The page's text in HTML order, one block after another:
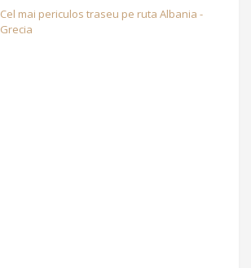
Cel mai periculos traseu pe ruta Albania -
Grecia